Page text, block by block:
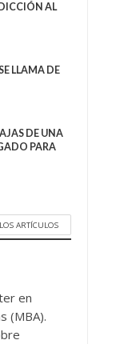
AL
LLAMA DE
DE UNA
PARA
ARTÍCULOS
en
(MBA).